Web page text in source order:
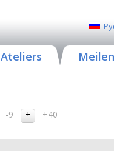
Ateliers
-9 +40